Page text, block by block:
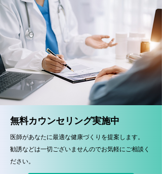
無料カウンセリング実施中
医師があなたに最適な健康づくりを提案します。
​勧誘などは一切ございませんのでお気軽にご相談く
ださい。